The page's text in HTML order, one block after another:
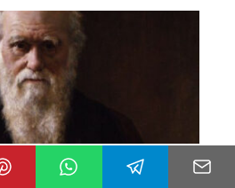
Charles Darwin